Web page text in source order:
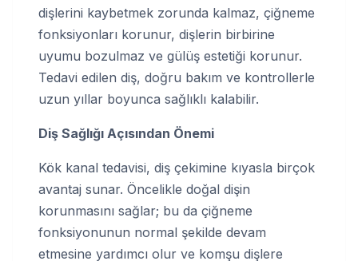
dişlerini kaybetmek zorunda kalmaz, çiğneme
fonksiyonları korunur, dişlerin birbirine
uyumu bozulmaz ve gülüş estetiği korunur.
Tedavi edilen diş, doğru bakım ve kontrollerle
uzun yıllar boyunca sağlıklı kalabilir.
Diş Sağlığı Açısından Önemi
Kök kanal tedavisi, diş çekimine kıyasla birçok
avantaj sunar. Öncelikle doğal dişin
korunmasını sağlar; bu da çiğneme
fonksiyonunun normal şekilde devam
etmesine yardımcı olur ve komşu dişlere